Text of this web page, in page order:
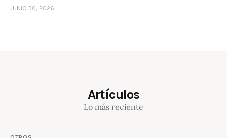
JUNIO 30, 2026
Artículos
Lo más reciente